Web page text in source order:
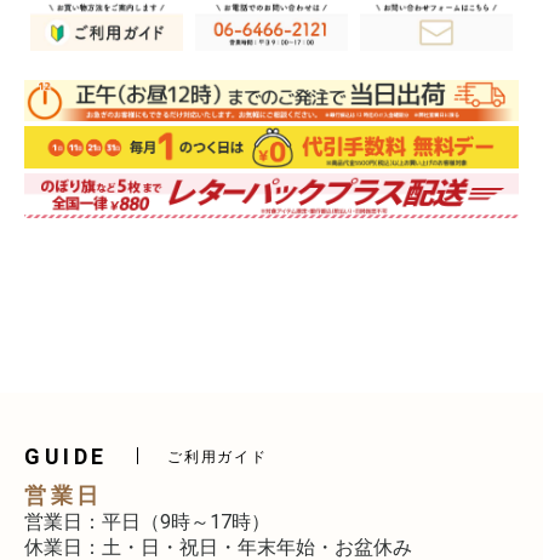
GUIDE ご利用ガイド
営業日
営業日：平日（9時～17時）
休業日：土・日・祝日・年末年始・お盆休み